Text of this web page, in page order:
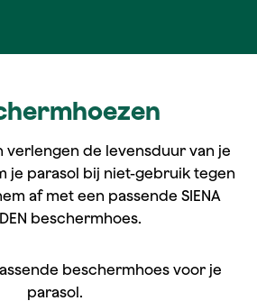
verlengen de levensduur van je
je parasol bij niet-gebruik tegen
af met een passende SIENA
beschermhoes.
beschermhoes voor je
parasol.